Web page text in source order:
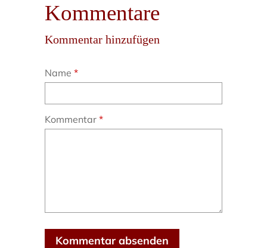
Kommentare
Kommentar hinzufügen
Name
Kommentar
Kommentar absenden